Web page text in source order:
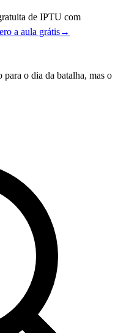
de IPTU com
a aula grátis→
o dia da batalha, mas o